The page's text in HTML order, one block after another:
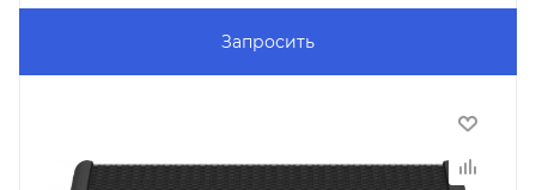
Запросить